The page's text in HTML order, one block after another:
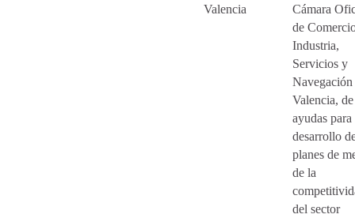
Valencia
Cámara
de
Industria,
Servicios y
Navegación
Valencia, de
ayudas para
desarrollo
planes de
de la
del sector